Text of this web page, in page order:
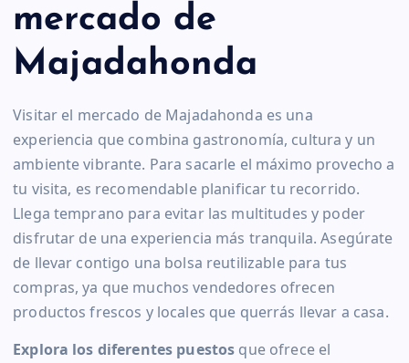
mercado de
Majadahonda
Visitar el mercado de Majadahonda es una
experiencia que combina gastronomía, cultura y un
ambiente vibrante. Para sacarle el máximo provecho a
tu visita, es recomendable planificar tu recorrido.
Llega temprano para evitar las multitudes y poder
disfrutar de una experiencia más tranquila. Asegúrate
de llevar contigo una bolsa reutilizable para tus
compras, ya que muchos vendedores ofrecen
productos frescos y locales que querrás llevar a casa.
Explora los diferentes puestos que ofrece el